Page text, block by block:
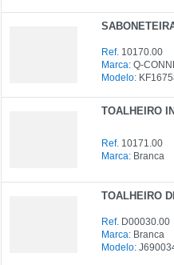
Ref. 10170.00
Marca: Q-
Modelo:
TOALHEIRO
Ref. 10171.00
Marca: Branca
TOALHEIRO
Ref. D00030.00
Marca: Branca
Modelo:
REF
EAN